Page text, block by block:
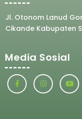
Jl. Otonom Lanud
Cikande Kabupaten
Media Sosial